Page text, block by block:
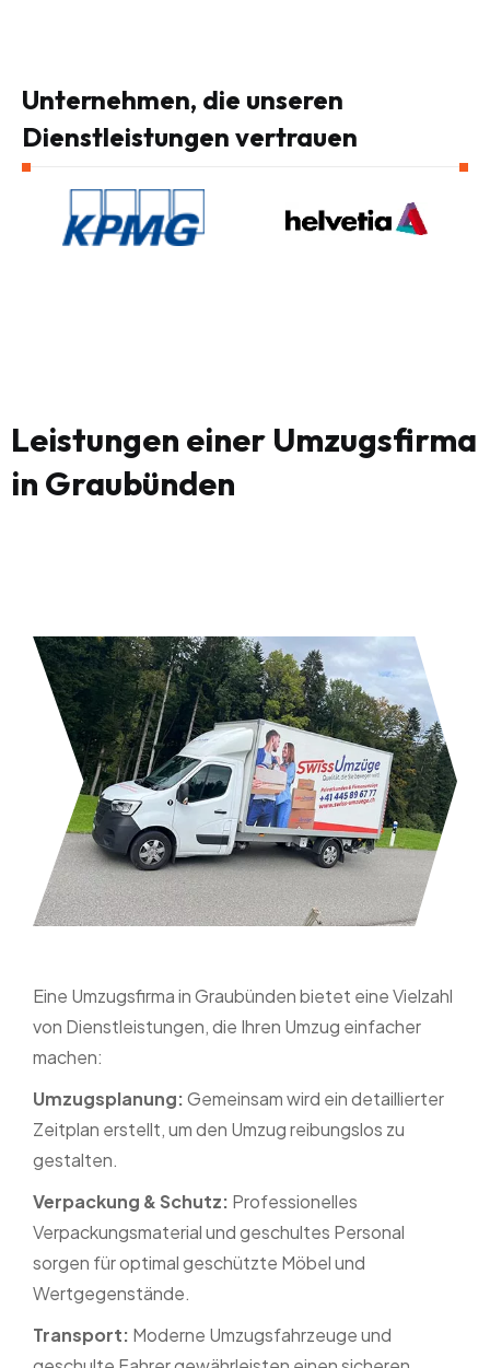
Unternehmen, die unseren
Dienstleistungen vertrauen
Leistungen einer Umzugsfirma
in Graubünden
Eine Umzugsfirma in Graubünden bietet eine Vielzahl
von Dienstleistungen, die Ihren Umzug einfacher
machen:
Umzugsplanung:Gemeinsam wird ein detaillierter
Zeitplan erstellt, um den Umzug reibungslos zu
gestalten.
Verpackung & Schutz: Professionelles
Verpackungsmaterial und geschultes Personal
sorgen für optimal geschützte Möbel und
Wertgegenstände.
Transport: Moderne Umzugsfahrzeuge und